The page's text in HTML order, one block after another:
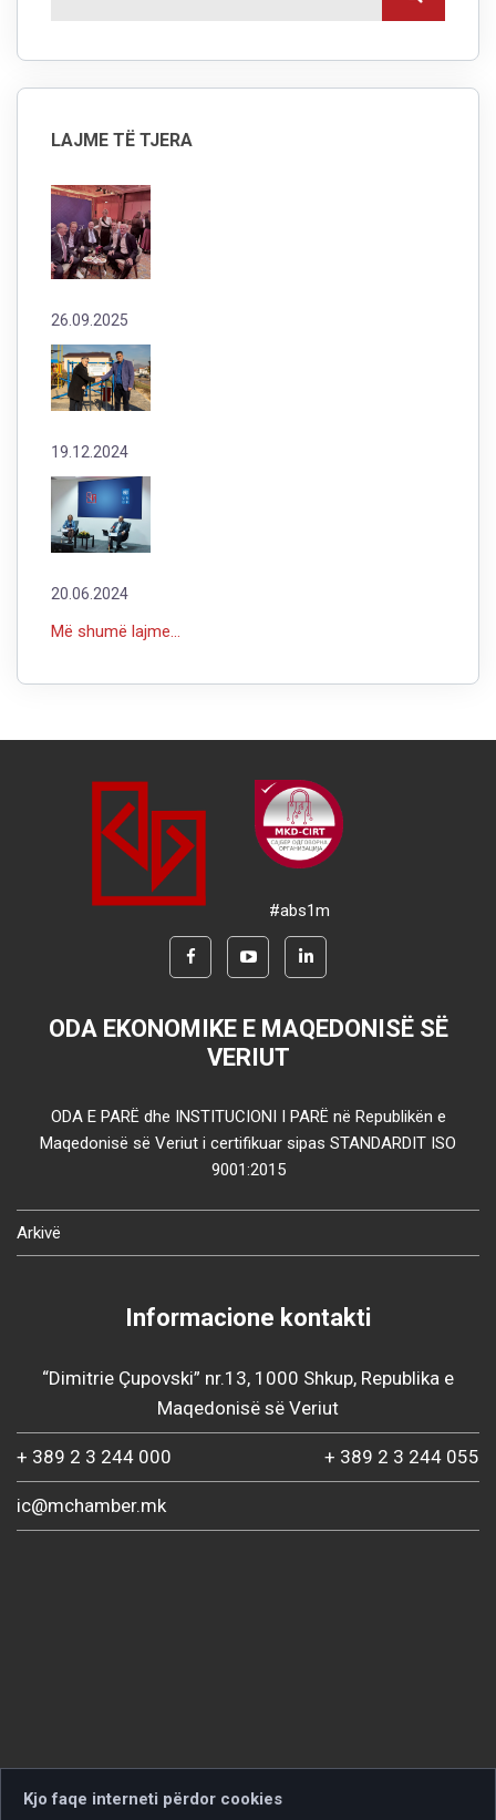
LAJME TË TJERA
26.09.2025
19.12.2024
20.06.2024
Më shumë lajme...
#abs1m
ODA EKONOMIKE E MAQEDONISË SË
VERIUT
ODA E PARË dhe INSTITUCIONI I PARË në Republikën e
Maqedonisë së Veriut i certifikuar sipas STANDARDIT ISO
9001:2015
Arkivë
Informacione kontakti
“Dimitrie Çupovski” nr.13, 1000 Shkup, Republika e
Maqedonisë së Veriut
+ 389 2 3 244 000 + 389 2 3 244 055
ic@mchamber.mk
Kjo faqe interneti përdor cookies